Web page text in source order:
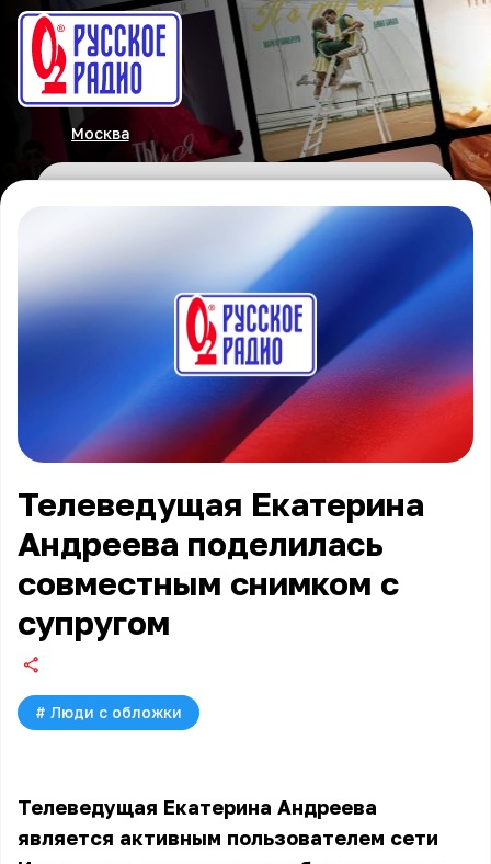
Москва
Телеведущая Екатерина
Андреева поделилась
совместным снимком с
супругом
# Люди с обложки
Телеведущая Екатерина Андреева
является активным пользователем сети